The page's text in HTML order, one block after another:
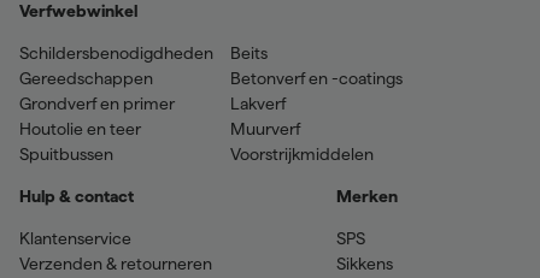
Verfwebwinkel
Schildersbenodigdheden
Gereedschappen
Grondverf en primer
Houtolie en teer
Spuitbussen
Beits
Betonverf en -coatings
Lakverf
Muurverf
Voorstrijkmiddelen
Hulp & contact
Klantenservice
Verzenden & retourneren
Merken
SPS
Sikkens